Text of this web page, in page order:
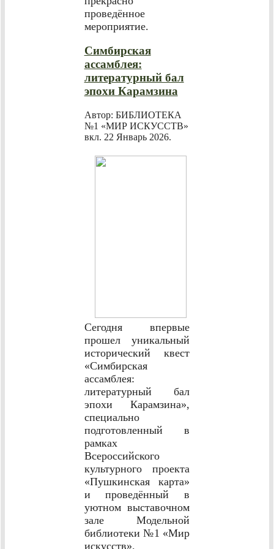
проведённое
мероприятие.
Симбирская
ассамблея:
литературный бал
эпохи Карамзина
Автор: БИБЛИОТЕКА
№1 «МИР ИСКУССТВ»
вкл. 22 Январь 2026.
Сегодня впервые
прошел уникальный
исторический квест
«Симбирская
ассамблея:
литературный бал
эпохи Карамзина»,
специально
подготовленный в
рамках
Всероссийского
культурного проекта
«Пушкинская карта»
и проведённый в
уютном выставочном
зале Модельной
библиотеки №1 «Мир
искусств».